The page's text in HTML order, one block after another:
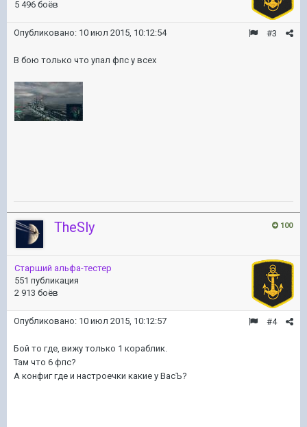
5 496 боёв
#3
Опубликовано: 10 июл 2015, 10:12:54
В бою только что упал фпс у всех
100
TheSly
Старший альфа-тестер
551 публикация
2 913 боёв
#4
Опубликовано: 10 июл 2015, 10:12:57
Бой то где, вижу только 1 кораблик.
Там что 6 фпс?
А конфиг где и настроечки какие у ВасЪ?